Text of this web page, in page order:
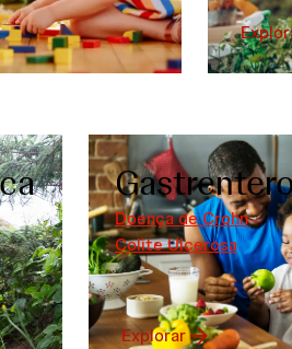
Doença de Crohn
Colite Ulcerosa
Explorar